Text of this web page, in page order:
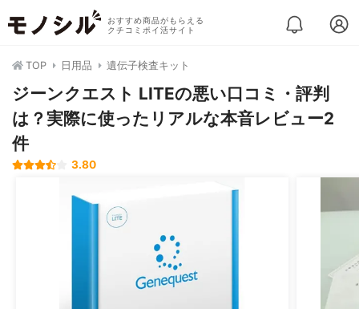
おすすめ商品がもらえる
クチコミポイ活サイト
TOP 日用品 遺伝子検査キット
ジーンクエスト LITEの悪い口コミ・評判
は？実際に使ったリアルな本音レビュー2
件
3.80